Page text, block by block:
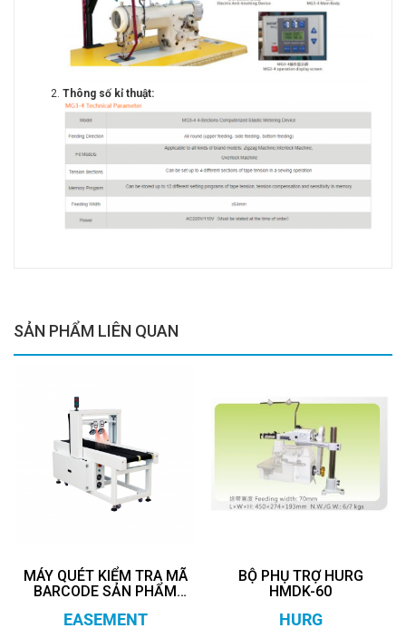
Thông số kỉ thuật:
SẢN PHẨM LIÊN QUAN
MÁY QUÉT KIỂM TRA MÃ
BARCODE SẢN PHẨM
EASEMENT
BỘ PHỤ TRỢ HURG
HMDK-60
HURG